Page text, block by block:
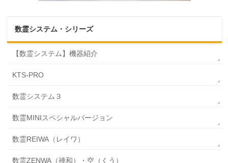
数霊システム・シリーズ
【数霊システム】機器紹介
KTS-PRO
数霊システム３
数霊MINIスペシャルバージョン
数霊REIWA（レイワ）
数霊ZENWA（禅和）・空（くう）